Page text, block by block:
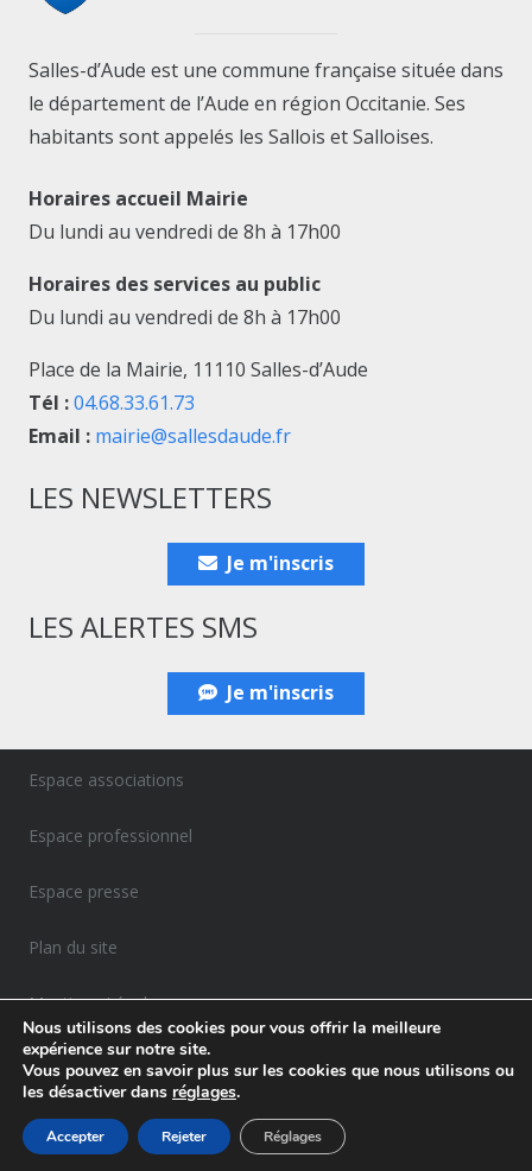
Salles-d’Aude est une commune française située dans
le département de l’Aude en région Occitanie. Ses
habitants sont appelés les Sallois et Salloises.
Horaires accueil Mairie
Du lundi au vendredi de 8h à 17h00
Horaires des services au public
Du lundi au vendredi de 8h à 17h00
Place de la Mairie, 11110 Salles-d’Aude
Tél :04.68.33.61.73
Email : mairie@sallesdaude.fr
LES NEWSLETTERS
Je m'inscris
LES ALERTES SMS
Je m'inscris
Espace associations
Espace professionnel
Espace presse
Plan du site
Mentions Légales
Politique de confidentialité
Nous utilisons des cookies pour vous offrir la meilleure
expérience sur notre site.
Vous pouvez en savoir plus sur les cookies que nous utilisons ou
les désactiver dans réglages.
Accepter Rejeter Réglages